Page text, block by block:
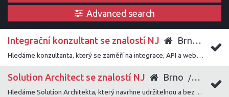
Advanced search
Integrační konzultant se znalostí NJ Brno
Hledáme konzultanta, který se zaměří na integrace, API a webové služby a pomůže zákazníkům úspěšně napojit naše řešení do jejich systémového prostředí.
Solution Architect se znalostí NJ Brno
/8171/
Hledáme Solution Architekta, který navrhne udržitelnou a bezpečnou architekturu a bude klíčovou technickou oporou při realizaci zákaznických projektů.